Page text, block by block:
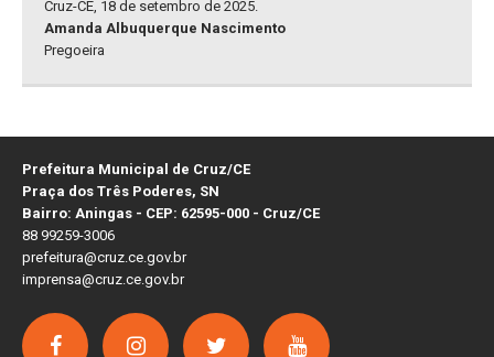
Cruz-CE, 18 de setembro de 2025.
Amanda Albuquerque Nascimento
Pregoeira
Prefeitura Municipal de Cruz/CE
Praça dos Três Poderes, SN
Bairro: Aningas - CEP: 62595-000 - Cruz/CE
88 99259-3006
prefeitura@cruz.ce.gov.br
imprensa@cruz.ce.gov.br